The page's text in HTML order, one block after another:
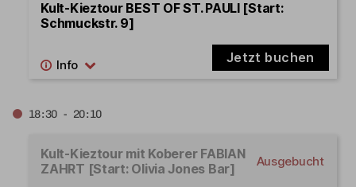
Kult-Kieztour BEST OF ST. PAULI [Start:
Schmuckstr. 9]
Jetzt buchen
18:30 - 20:10
Kult-Kieztour mit Koberer FABIAN
ZAHRT [Start: Olivia Jones Bar]
Ausgebucht